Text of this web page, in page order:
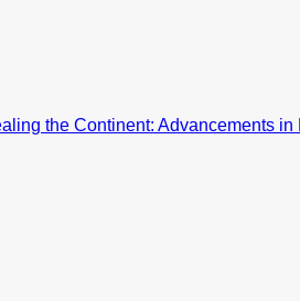
the Continent: Advancements in